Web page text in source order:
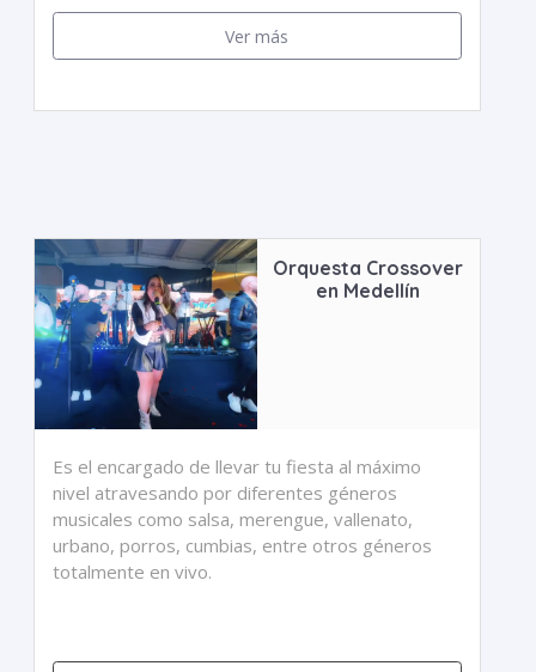
Ver más
Orquesta Crossover
en Medellín
Es el encargado de llevar tu fiesta al máximo
nivel atravesando por diferentes géneros
musicales como salsa, merengue, vallenato,
urbano, porros, cumbias, entre otros géneros
totalmente en vivo.